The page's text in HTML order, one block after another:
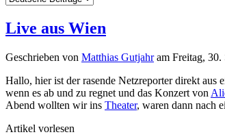
Live aus Wien
Geschrieben von Matthias Gutjahram Freitag, 30.
Hallo, hier ist der rasende Netzreporter direkt
wenn es ab und zu regnet und das Konzert von
Abend wollten wir ins Theater, waren dann nach
Artikel vorlesen